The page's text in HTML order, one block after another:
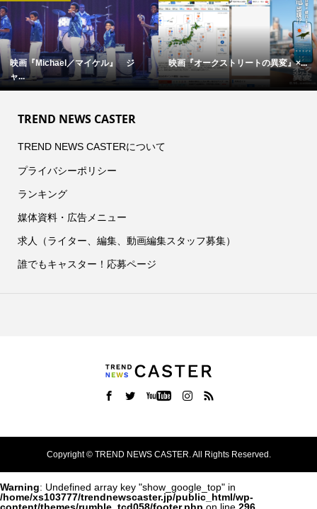
完全撮り下ろし「2027年版 羽生結...
【中島裕翔】初写真展 『7okyo
c...
TREND NEWS CASTER
TREND NEWS CASTERについて
プライバシーポリシー
ランキング
媒体資料・広告メニュー
求人（ライター、編集、動画編集スタッフ募集）
誰でもキャスター！応募ページ
Copyright ©TREND NEWS CASTER. All Rights Reserved.
Warning: Undefined array key "show_google_top" in
/home/xs103777/trendnewscaster.jp/public_html/wp-